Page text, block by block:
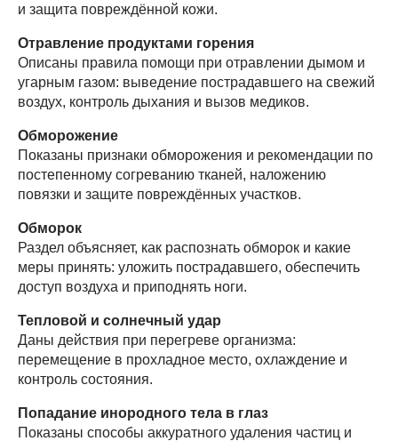
и защита повреждённой кожи.
Отравление продуктами горения
Описаны правила помощи при отравлении дымом и
угарным газом: выведение пострадавшего на свежий
воздух, контроль дыхания и вызов медиков.
Обморожение
Показаны признаки обморожения и рекомендации по
постепенному согреванию тканей, наложению
повязки и защите повреждённых участков.
Обморок
Раздел объясняет, как распознать обморок и какие
меры принять: уложить пострадавшего, обеспечить
доступ воздуха и приподнять ноги.
Тепловой и солнечный удар
Даны действия при перегреве организма:
перемещение в прохладное место, охлаждение и
контроль состояния.
Попадание инородного тела в глаз
Показаны способы аккуратного удаления частиц и